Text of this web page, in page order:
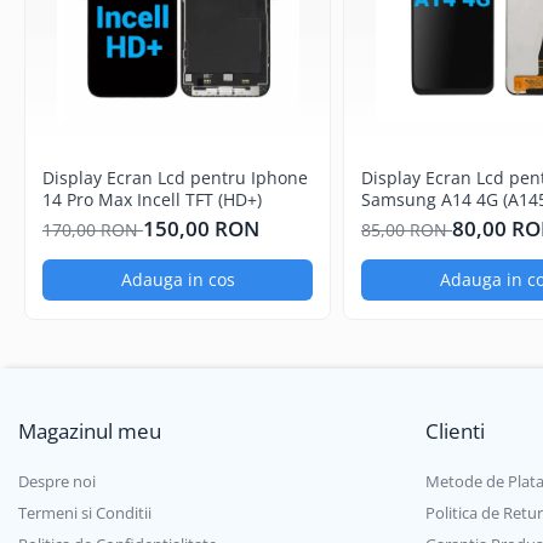
Componente Gsm
Samsung
Oppo / Realme
Xiaomi
Baterii Externe / Powerbank
Casti / Headset
Samsung
Folii Protectie
Folii Protectie 10D
Display Ecran Lcd pentru Iphone
14 Pro Max Incell TFT (HD+)
170,00 RON150,00 RON
Adauga in cos
Display Ecran Lcd
Samsung A14 4G
Negru
85,00 RON80,00
Adauga in
Magazinul meu
Despre noi
Termeni si Conditii
Clienti
Metode de Plata
Politica de Retur